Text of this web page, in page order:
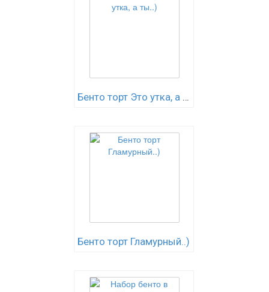
Бенто торт Это утка, а ты..)
Бенто торт Гламурный..)